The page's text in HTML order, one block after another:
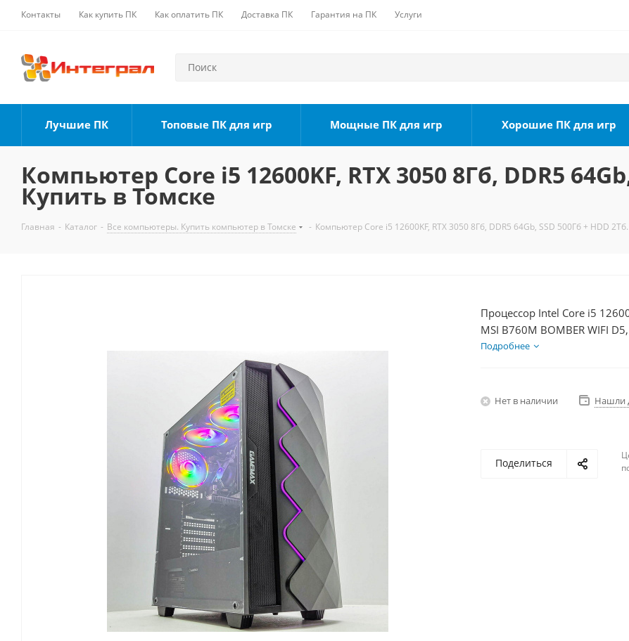
Контакты Как купить ПК Как оплатить ПК Доставка ПК Гарантия на ПК Услуги
Лучшие ПК Топовые ПК для игр Мощные ПК для игр Хорошие ПК для игр
Компьютер Core i5 12600KF, RTX 3050 8Гб, DDR5
Купить в Томске
Главная - Каталог - Все компьютеры. Купить компьютер в Томске - Компьютер Core i5 12600KF, RTX 3050 8Гб, DDR5 64Gb, SSD 500Гб + HDD
Процессор Intel Core i5
MSI B760M BOMBER WIFI
Диски SSD 500Гб + HDD
Подробнее
Нет в наличии Нашли
Поделиться